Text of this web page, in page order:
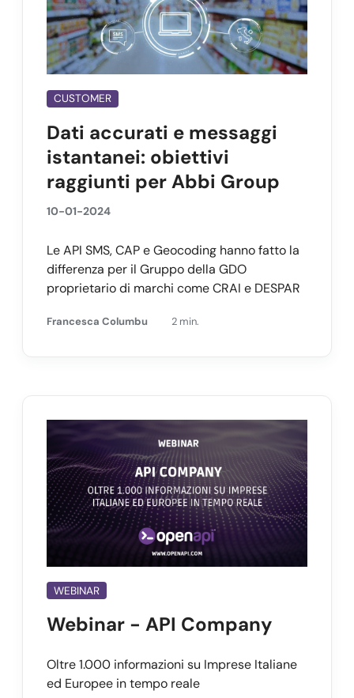
CUSTOMER
Dati accurati e messaggi
istantanei: obiettivi
raggiunti per Abbi Group
10-01-2024
Le API SMS, CAP e Geocoding hanno fatto la
differenza per il Gruppo della GDO
proprietario di marchi come CRAI e DESPAR
Francesca Columbu 2 min.
WEBINAR
Webinar - API Company
Oltre 1.000 informazioni su Imprese Italiane
ed Europee in tempo reale